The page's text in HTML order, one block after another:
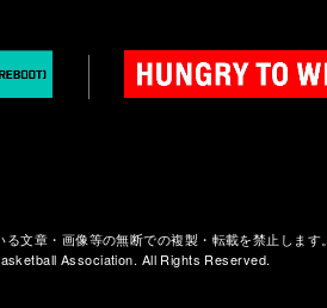
文章・画像等の無断での複製・転載を禁止します。
Association. All Rights Reserved.